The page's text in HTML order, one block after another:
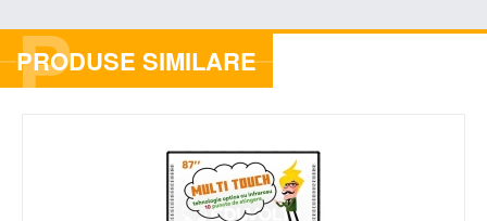
P
PRODUSE SIMILARE